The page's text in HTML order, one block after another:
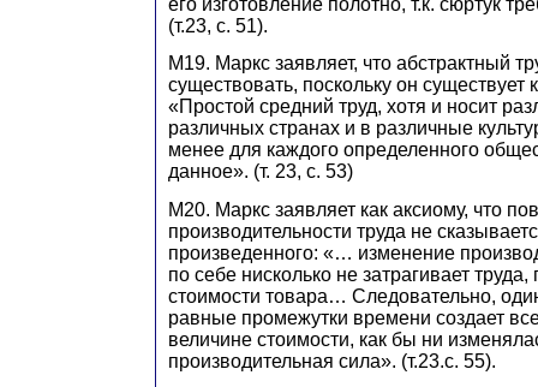
его изготовление полотно, т.к. сюртук
(т.23, с. 51).
М19. Маркс заявляет, что абстрактный
существовать, поскольку он существует
«Простой средний труд, хотя и носит
различных странах и в различные
менее для каждого определенного
данное». (т. 23, c. 53)
М20. Маркс заявляет как аксиому, что
производительности труда не
произведенного: «… изменение
по себе нисколько не затрагивает
стоимости товара… Следовательно,
равные промежутки времени создает
величине стоимости, как бы ни
производительная сила». (т.23.с. 55).